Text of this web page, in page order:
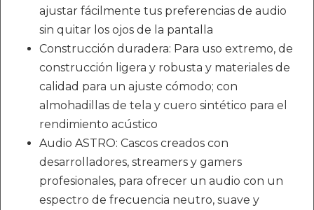
ajustar fácilmente tus preferencias de audio
sin quitar los ojos de la pantalla
Construcción duradera: Para uso extremo, de
construcción ligera y robusta y materiales de
calidad para un ajuste cómodo; con
almohadillas de tela y cuero sintético para el
rendimiento acústico
Audio ASTRO: Cascos creados con
desarrolladores, streamers y gamers
profesionales, para ofrecer un audio con un
espectro de frecuencia neutro, suave y